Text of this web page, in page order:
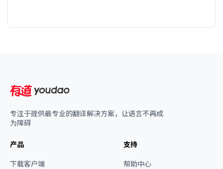
专注于提供最专业的翻译解决方案，让语言不再成
为障碍
产品
下载客户端
支持
帮助中心